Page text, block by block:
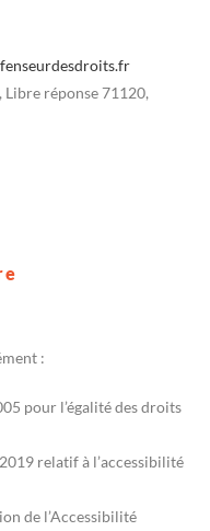
réponse 71120,
:
pour l’égalité des droits
relatif à l’accessibilité
de l’Accessibilité